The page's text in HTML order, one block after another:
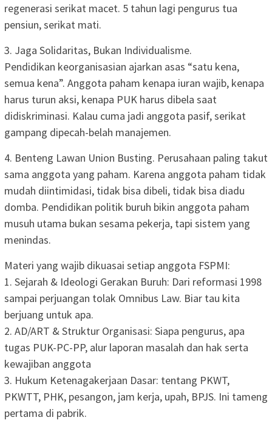
regenerasi serikat macet. 5 tahun lagi pengurus tua
pensiun, serikat mati.
3. Jaga Solidaritas, Bukan Individualisme.
Pendidikan keorganisasian ajarkan asas “satu kena,
semua kena”. Anggota paham kenapa iuran wajib, kenapa
harus turun aksi, kenapa PUK harus dibela saat
didiskriminasi. Kalau cuma jadi anggota pasif, serikat
gampang dipecah-belah manajemen.
4. Benteng Lawan Union Busting. Perusahaan paling takut
sama anggota yang paham. Karena anggota paham tidak
mudah diintimidasi, tidak bisa dibeli, tidak bisa diadu
domba. Pendidikan politik buruh bikin anggota paham
musuh utama bukan sesama pekerja, tapi sistem yang
menindas.
Materi yang wajib dikuasai setiap anggota FSPMI:
1. Sejarah & Ideologi Gerakan Buruh: Dari reformasi 1998
sampai perjuangan tolak Omnibus Law. Biar tau kita
berjuang untuk apa.
2. AD/ART & Struktur Organisasi: Siapa pengurus, apa
tugas PUK-PC-PP, alur laporan masalah dan hak serta
kewajiban anggota
3. Hukum Ketenagakerjaan Dasar: tentang PKWT,
PKWTT, PHK, pesangon, jam kerja, upah, BPJS. Ini tameng
pertama di pabrik.